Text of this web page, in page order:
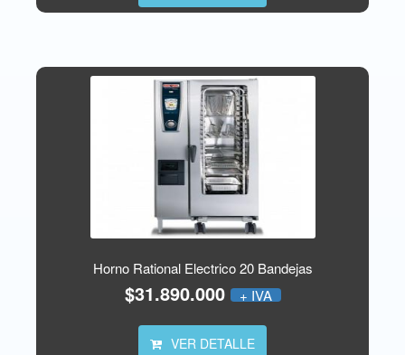
Horno Rational Electrico 20 Bandejas
$31.890.000 + IVA
VER DETALLE